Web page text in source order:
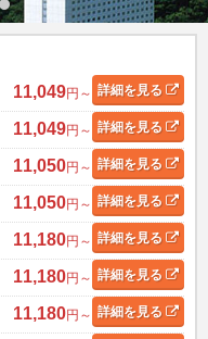
11,049円～ 詳細を見る
11,049円～ 詳細を見る
11,050円～ 詳細を見る
11,050円～ 詳細を見る
11,180円～ 詳細を見る
11,180円～ 詳細を見る
11,180円～ 詳細を見る